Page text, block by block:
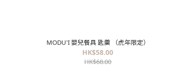
MODU'I 嬰兒餐具 匙羹 （虎年限定）
HK$58.00
HK$68.00